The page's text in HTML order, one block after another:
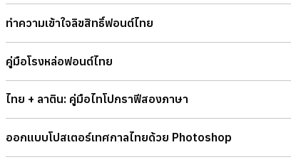
ทำความเข้าใจลิขสิทธิ์ฟอนต์ไทย
คู่มือโรงหล่อฟอนต์ไทย
ไทย + ลาติน: คู่มือไทโปกราฟีสองภาษา
ออกแบบโปสเตอร์เทศกาลไทยด้วย Photoshop